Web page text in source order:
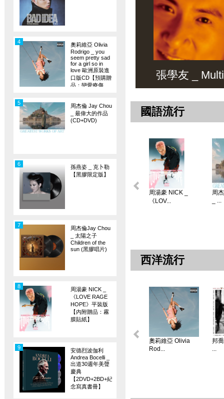
奧莉維亞 Olivia
Rodrigo _ you
seem pretty sad
for a girl so in
love 歐洲原裝進
口版CD【預購贈
品：戀愛療傷
4
周杰倫 Jay Chou
_ 最偉大的作品
(CD+DVD)
5
孫燕姿 _ 克卜勒
【黑膠限定版】
6
周杰倫Jay Chou
_ 太陽之子
Children of the
sun (黑膠唱片)
7
周湯豪 NICK _
《LOVE RAGE
HOPE》平裝版
【內附贈品：霧
膜貼紙】
8
安德烈波伽利
Andrea Bocelli _
出道30週年美聲
慶典
【2DVD+2BD+紀
念寫真書冊】
9
張學友 _
國語流行
周湯豪 NICK _
《LOV...
周
_ ...
西洋流行
奧莉維亞 Olivia
Rod...
邦
...